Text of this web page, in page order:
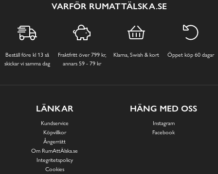
VARFÖR RUMATTÄLSKA.SE
Beställ före kl 13 så
skickar vi samma dag
Fraktfritt över 799 kr,
annars 59 - 79 kr
Klarna, Swish & kort Öppet köp 60 dagar
LÄNKAR
Kundservice
Köpvillkor
Ångerrätt
Om RumAttÄlska.se
Integritetspolicy
Cookies
HÄNG MED OSS
Instagram
Facebook